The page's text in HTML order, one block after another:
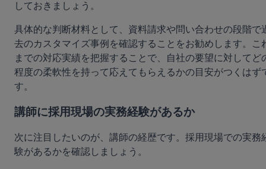
しておきましょう。
具体的な判断材料として、資料請求や問い合わせの段階で
去のカスタマイズ事例を確認することをお勧めします。こ
までの対応実績を把握することで、自社の要望に対してど
程度の柔軟性を持って応えてもらえるかの目安がつくはず
す。
講師に採用現場の実務経験があるか
次に注目したいのが、講師の経歴です。採用現場での実務
験があるかを確認しましょう。